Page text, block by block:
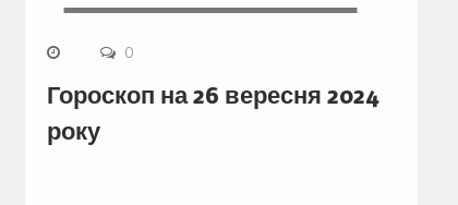
0
Гороскоп на 26 вересня 2024
року